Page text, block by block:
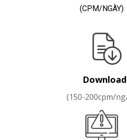
(CPM/NGÀY)
(150-200cpm/
Download